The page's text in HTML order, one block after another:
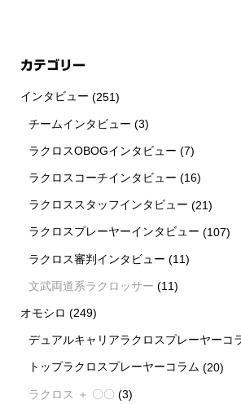
カテゴリー
インタビュー (251)
チームインタビュー (3)
ラクロスOBOGインタビュー (7)
ラクロスコーチインタビュー (16)
ラクロススタッフインタビュー (21)
ラクロスプレーヤーインタビュー (107)
ラクロス審判インタビュー (11)
文武両道系ラクロッサー (11)
オモシロ (249)
デュアルキャリアラクロスプレーヤーコ
トップラクロスプレーヤーコラム (20)
ラクロス ＋ 〇〇 (3)